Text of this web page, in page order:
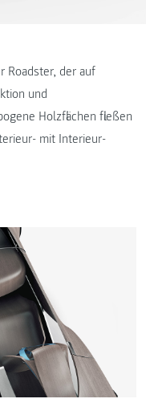
Roadster, der auf
und
Holzflächen fließen
mit Interieur-